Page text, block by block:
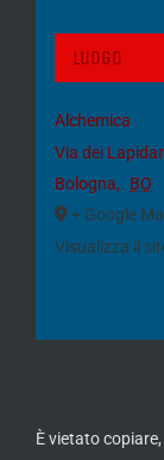
Luogo
Alchemica
Via dei
Bologna, BO
+ Google
Visualizza il
È vietato